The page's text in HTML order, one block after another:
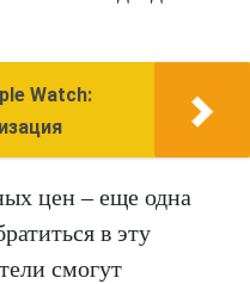
Watch:
цен – еще одна
в эту
смогут